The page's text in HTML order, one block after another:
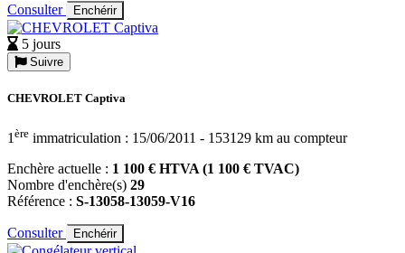
Consulter Enchérir
5 jours
Suivre
CHEVROLET Captiva
1 ère immatriculation : 15/06/2011 - 153129 km au compteur
Enchère actuelle : 1 100 € HTVA (1 100 € TVAC)
Nombre d'enchère(s) 29
Référence : S-13058-13059-V16
Consulter Enchérir